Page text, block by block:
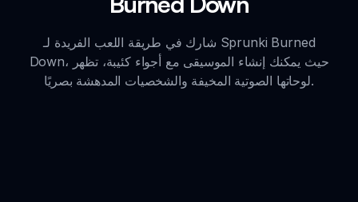
شارك في طريقة اللعب الفريدة لـ Sprunki Burned
Down، حيث يمكنك إنشاء الموسيقى مع أجواء كئيبة، تظهر
لوحاتها الصوتية المخيفة والشخصيات المدهشة بصريًا.